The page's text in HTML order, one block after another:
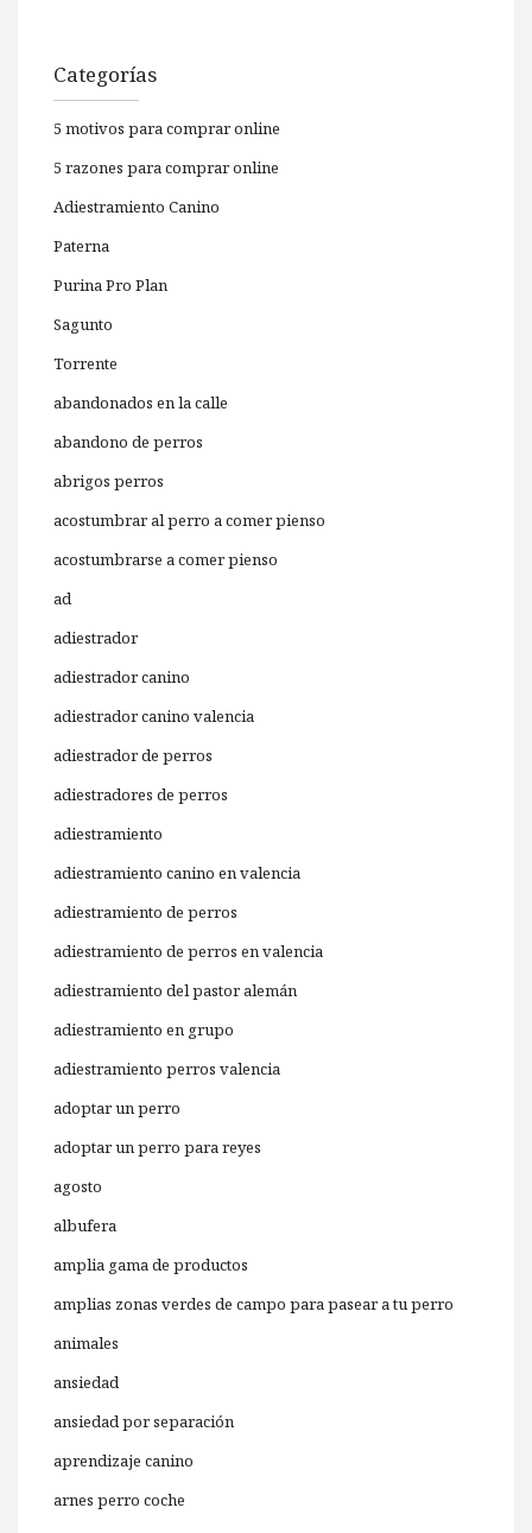
Categorías
5 motivos para comprar online
5 razones para comprar online
Adiestramiento Canino
Paterna
Purina Pro Plan
Sagunto
Torrente
abandonados en la calle
abandono de perros
abrigos perros
acostumbrar al perro a comer pienso
acostumbrarse a comer pienso
ad
adiestrador
adiestrador canino
adiestrador canino valencia
adiestrador de perros
adiestradores de perros
adiestramiento
adiestramiento canino en valencia
adiestramiento de perros
adiestramiento de perros en valencia
adiestramiento del pastor alemán
adiestramiento en grupo
adiestramiento perros valencia
adoptar un perro
adoptar un perro para reyes
agosto
albufera
amplia gama de productos
amplias zonas verdes de campo para pasear a tu perro
animales
ansiedad
ansiedad por separación
aprendizaje canino
arnes perro coche